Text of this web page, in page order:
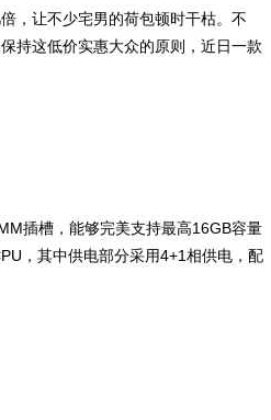
让不少宅男的荷包顿时干枯。不
持这低价实惠大众的原则，近日一款
插槽，能够完美支持最高16GB容量
，其中供电部分采用4+1相供电，配